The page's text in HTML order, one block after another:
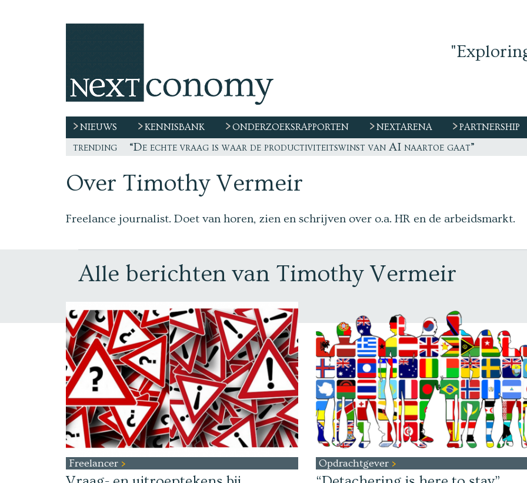
NIEUWS KENNISBANK ONDERZOEKSRAPPORTEN NEXTARENA PARTNERSHIP
trending “De echte vraag is waar de productiviteitswinst van AI naartoe gaat”
Over Timothy Vermeir
Freelance journalist. Doet van horen, zien en schrijven over o.a. HR en de arbeidsmarkt.
Alle berichten van Timothy Vermeir
Freelancer Opdrachtgever